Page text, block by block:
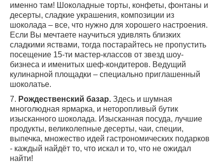
именно там! Шоколадные торты, конфеты, фонтаны и
десерты, сладкие украшения, композиции из
шоколада – все, что нужно для хорошего настроения.
Если Вы мечтаете научиться удивлять близких
сладкими яствами, тогда постарайтесь не пропустить
посещение 15-ти мастер-классов от звезд шоу-
бизнеса и именитых шеф-кондитеров. Ведущий
кулинарной площадки – специально приглашенный
шоколатье.
7. Рождественский базар. Здесь и шумная
многолюдная ярмарка, и неторопливый бутик
изысканного шоколада. Изысканная посуда, лучшие
продукты, великолепные десерты, чаи, специи,
выпечка, множество идей гастрономических подарков
- каждый найдёт то, что искал и то, что не ожидал
найти!